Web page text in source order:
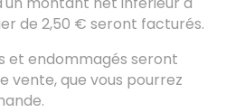
de 2,50 € seront facturés.
et endommagés seront
vente, que vous pourrez